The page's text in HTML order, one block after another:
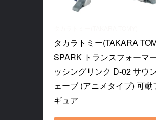
タカラトミー(TAKARA
SPARK トランスフォーマ
ッシングリンク D-02 サウ
ェーブ (アニメタイプ) 可動
ギュア